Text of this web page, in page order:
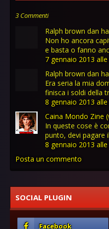
3 Commenti
Ralph brown dan
Non ho ancora
e basta o fanno
7 gennaio 2013
Ralph brown dan
Era seria la mia
finisca i soldi della
8 gennaio 2013
Caina Mondo Zine
In queste cose è
punto, devi pagare
8 gennaio 2013
Posta un commento
SOCIAL PLUGIN